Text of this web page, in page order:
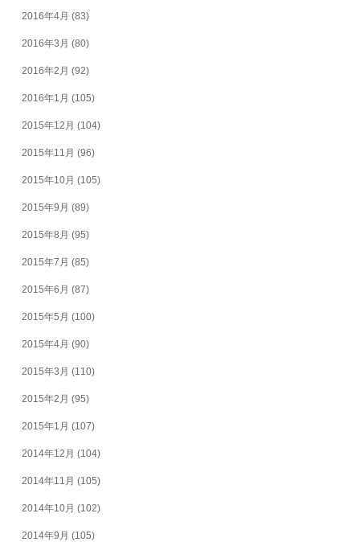
2016年4月 (83)
2016年3月 (80)
2016年2月 (92)
2016年1月 (105)
2015年12月 (104)
2015年11月 (96)
2015年10月 (105)
2015年9月 (89)
2015年8月 (95)
2015年7月 (85)
2015年6月 (87)
2015年5月 (100)
2015年4月 (90)
2015年3月 (110)
2015年2月 (95)
2015年1月 (107)
2014年12月 (104)
2014年11月 (105)
2014年10月 (102)
2014年9月 (105)